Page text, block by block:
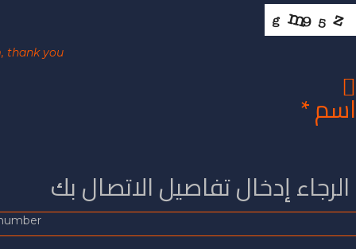
This helps us prevent spam, thank you.